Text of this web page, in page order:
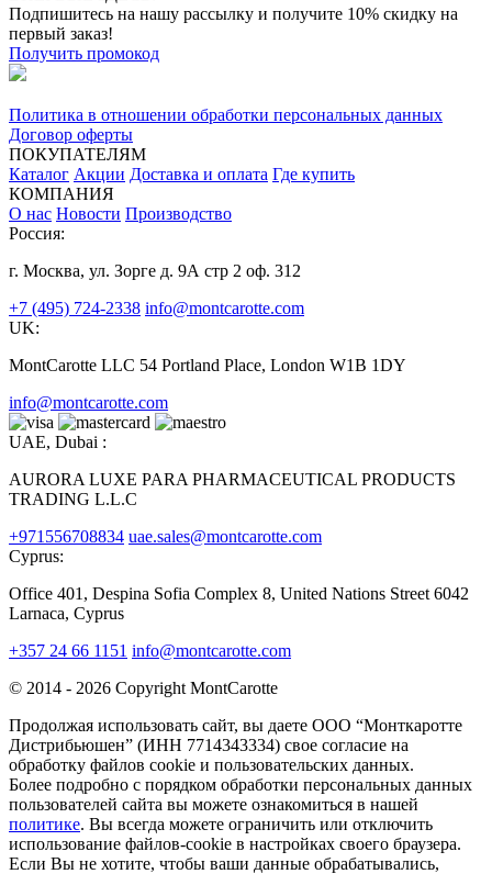
Подпишитесь на нашу рассылку и получите 10% скидку на
первый заказ!
Получить промокод
Политика в отношении обработки персональных данных
Договор оферты
ПОКУПАТЕЛЯМ
Каталог Акции Доставка и оплата Где купить
КОМПАНИЯ
О нас Новости Производство
Россия:
г. Москва, ул. Зорге д. 9А стр 2 оф. 312
+7 (495) 724-2338 info@montcarotte.com
UK:
MontCarotte LLC 54 Portland Place, London W1B 1DY
info@montcarotte.com
UAE, Dubai :
AURORA LUXE PARA PHARMACEUTICAL PRODUCTS
TRADING L.L.C
+971556708834 uae.sales@montcarotte.com
Cyprus:
Office 401, Despina Sofia Complex 8, United Nations Street 6042
Larnaca, Cyprus
+357 24 66 1151 info@montcarotte.com
© 2014 - 2026 Copyright MontCarotte
Продолжая использовать сайт, вы даете ООО “Монткаротте
Дистрибьюшен” (ИНН 7714343334) свое согласие на
обработку файлов cookie и пользовательских данных.
Более подробно с порядком обработки персональных данных
пользователей сайта вы можете ознакомиться в нашей
политике. Вы всегда можете ограничить или отключить
использование файлов-cookie в настройках своего браузера.
Если Вы не хотите, чтобы ваши данные обрабатывались,